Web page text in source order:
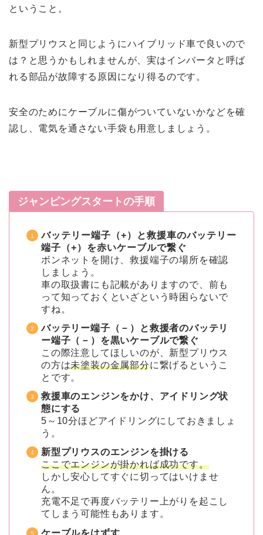
ということ。
新型プリウスと同じようにハイブリッド車で良いので
は？と思うかもしれませんが、実はインバータと呼ば
れる部品が故障する原因になり得るのです。
安全のためにケーブルに傷がついていないかなどを確
認し、電気を通さない手袋も用意しましょう。
ジャンピングスタートの手順
バッテリー端子（+）と救援車のバッテリー
端子（+）を赤いケーブルで繋ぐ
ボンネットを開け、救援端子の場所を確認
しましょう。
車の取扱書にも記載がありますので、前も
って知っておくといざという時困らないで
すね。
バッテリー端子（－）と救援者のバッテリ
ー端子（－）を黒いケーブルで繋ぐ
この際注意してほしいのが、新型プリウス
の方は未塗装の金属部分に繋げるというこ
とです。
救援車のエンジンをかけ、アイドリング状
態にする
5～10分ほどアイドリングにしておきましょ
う。
新型プリウスのエンジンを掛ける
ここでエンジンが掛かれば成功です。
しかし安心してすぐに切ってはいけませ
ん。
充電不足で再度バッテリー上がりを起こし
てしまう可能性もあります。
ケーブルをはずす